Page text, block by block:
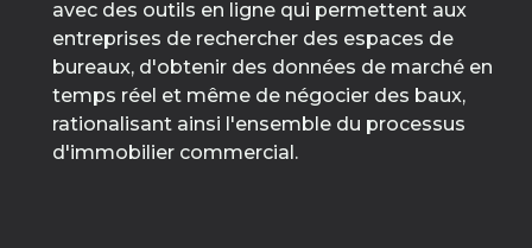
avec des outils en ligne qui permettent aux
entreprises de rechercher des espaces de
bureaux, d'obtenir des données de marché en
temps réel et même de négocier des baux,
rationalisant ainsi l'ensemble du processus
d'immobilier commercial.